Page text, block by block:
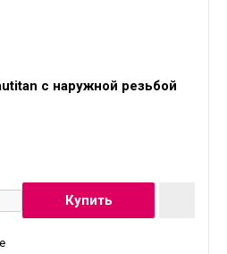
с наружной резьбой